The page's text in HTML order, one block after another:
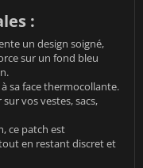
:
un design soigné,
sur un fond bleu
sa face thermocollante.
vos vestes, sacs,
ce patch est
en restant discret et